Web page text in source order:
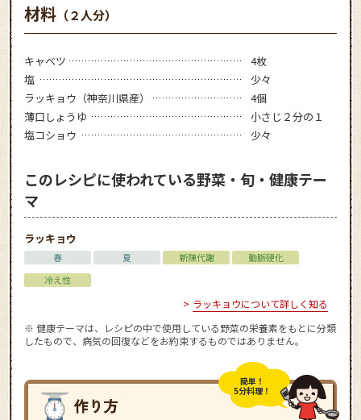
材料 （２人分）
キャベツ
4枚
塩
少々
ラッキョウ（神奈川県産）
4個
薄口しょうゆ
小さじ２分の１
塩コショウ
少々
このレシピに使われている野菜・旬・健康テー
マ
ラッキョウ
春 夏 新陳代謝
動脈硬化
冷え性
ラッキョウについて詳しく知る
※ 健康テーマは、レシピの中で使用している野菜の栄養素をもとに分類
したもので、病気の回復などをお約束するものではありません。
簡単！
5分料理！